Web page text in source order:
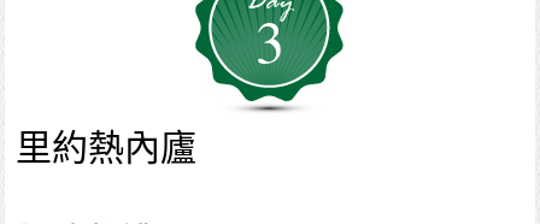
3
里約熱內廬